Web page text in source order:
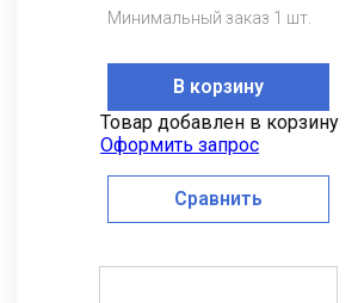
Минимальный заказ 1 шт.
В корзину
Товар добавлен в корзину
Оформить запрос
Сравнить